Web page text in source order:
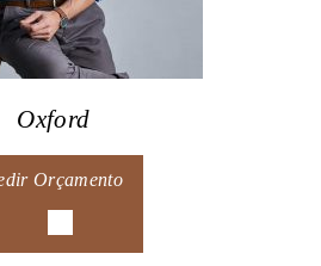
Oxford
Orçamento